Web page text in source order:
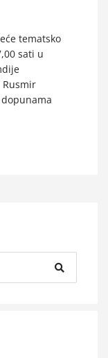
tematsko
sati u
Rusmir